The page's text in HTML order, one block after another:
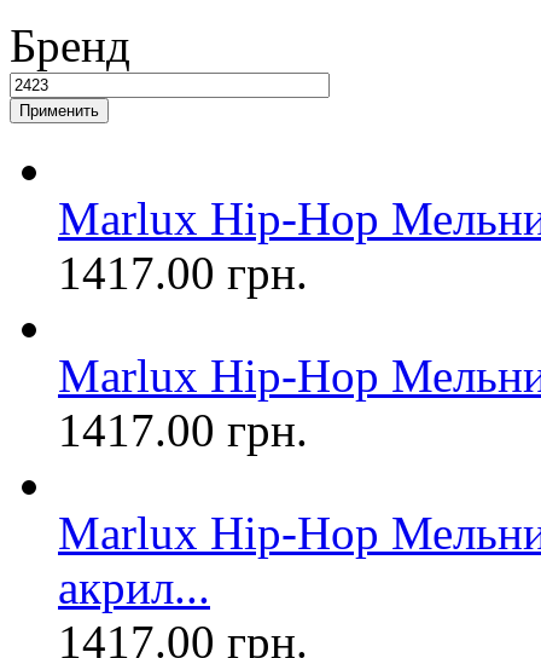
Бренд
Marlux Hip-Hop
1417.00 грн.
Marlux Hip-Hop
1417.00 грн.
Marlux Hip-Hop
акрил...
1417.00 грн.